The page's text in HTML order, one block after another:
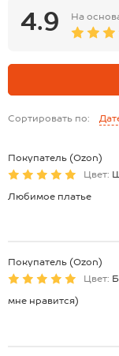
4.9 На
Сортировать по:
Покупатель (Ozon)
Цвет:
Любимое платье
Покупатель (Ozon)
Цвет:
мне нравится)